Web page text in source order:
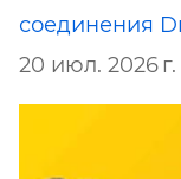
соединения
20 июл. 2026 г.